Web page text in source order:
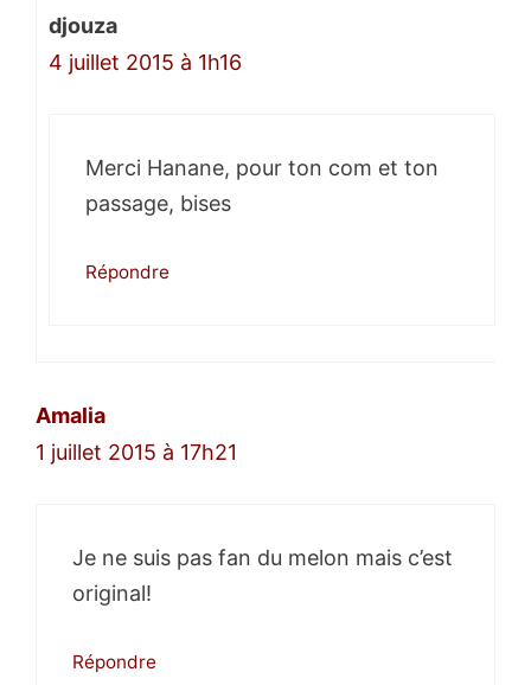
djouza
4 juillet 2015 à 1h16
Merci Hanane, pour ton com et ton
passage, bises
Répondre
Amalia
1 juillet 2015 à 17h21
Je ne suis pas fan du melon mais c’est
original!
Répondre